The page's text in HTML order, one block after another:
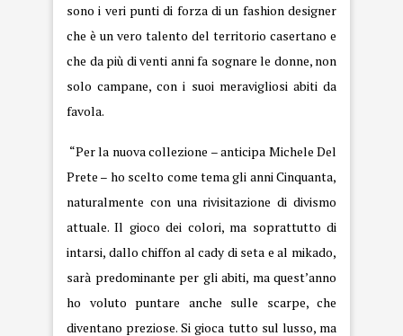
sono i veri punti di forza di un fashion designer
che è un vero talento del territorio casertano e
che da più di venti anni fa sognare le donne, non
solo campane, con i suoi meravigliosi abiti da
favola.
“Per la nuova collezione – anticipa Michele Del
Prete – ho scelto come tema gli anni Cinquanta,
naturalmente con una rivisitazione di divismo
attuale. Il gioco dei colori, ma soprattutto di
intarsi, dallo chiffon al cady di seta e al mikado,
sarà predominante per gli abiti, ma quest’anno
ho voluto puntare anche sulle scarpe, che
diventano preziose. Si gioca tutto sul lusso, ma